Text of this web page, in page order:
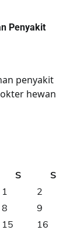
Penyakit
penyakit
hewan
S
S
1
2
8
9
15 16